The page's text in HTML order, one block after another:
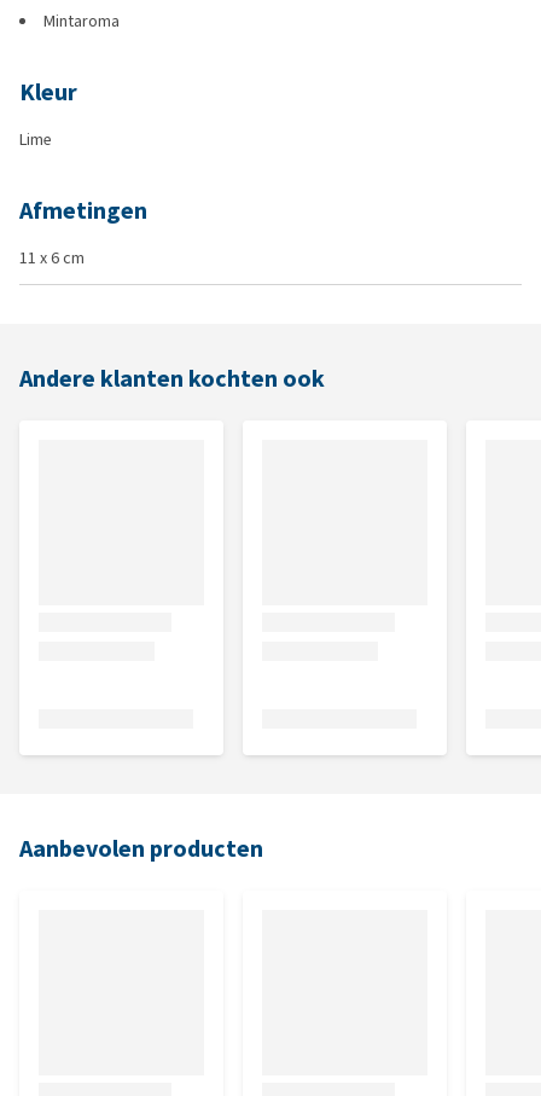
Mintaroma
Kleur
Lime
Afmetingen
11 x 6 cm
Andere klanten kochten ook
Aanbevolen producten